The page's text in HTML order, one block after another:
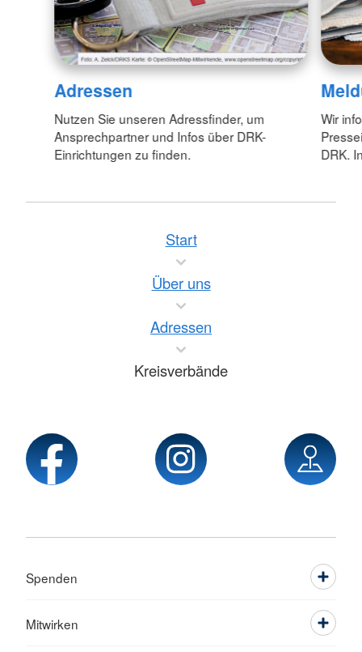
Adressen
Nutzen Sie unseren Adressfinder, um
Ansprechpartner und Infos über DRK-
Einrichtungen zu finden.
Wir
DRK.
Start
Über uns
Adressen
Kreisverbände
Spenden
Mitwirken